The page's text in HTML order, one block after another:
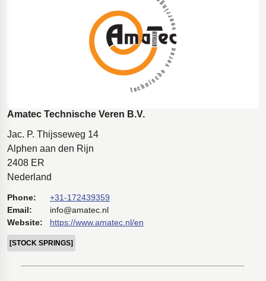
Amatec Technische Veren B.V.
Jac. P. Thijsseweg 14
Alphen aan den Rijn
2408 ER
Nederland
Phone:
+31-172439359
Email:
info@amatec.nl
Website:
https://www.amatec.nl/en
[STOCK SPRINGS]